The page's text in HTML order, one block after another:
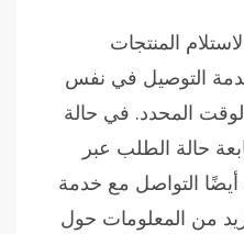
المنتجات
التوصيل في نفس
المحدد. في حالة
حالة الطلب عبر
أيضًا التواصل مع خدمة
من المعلومات حول